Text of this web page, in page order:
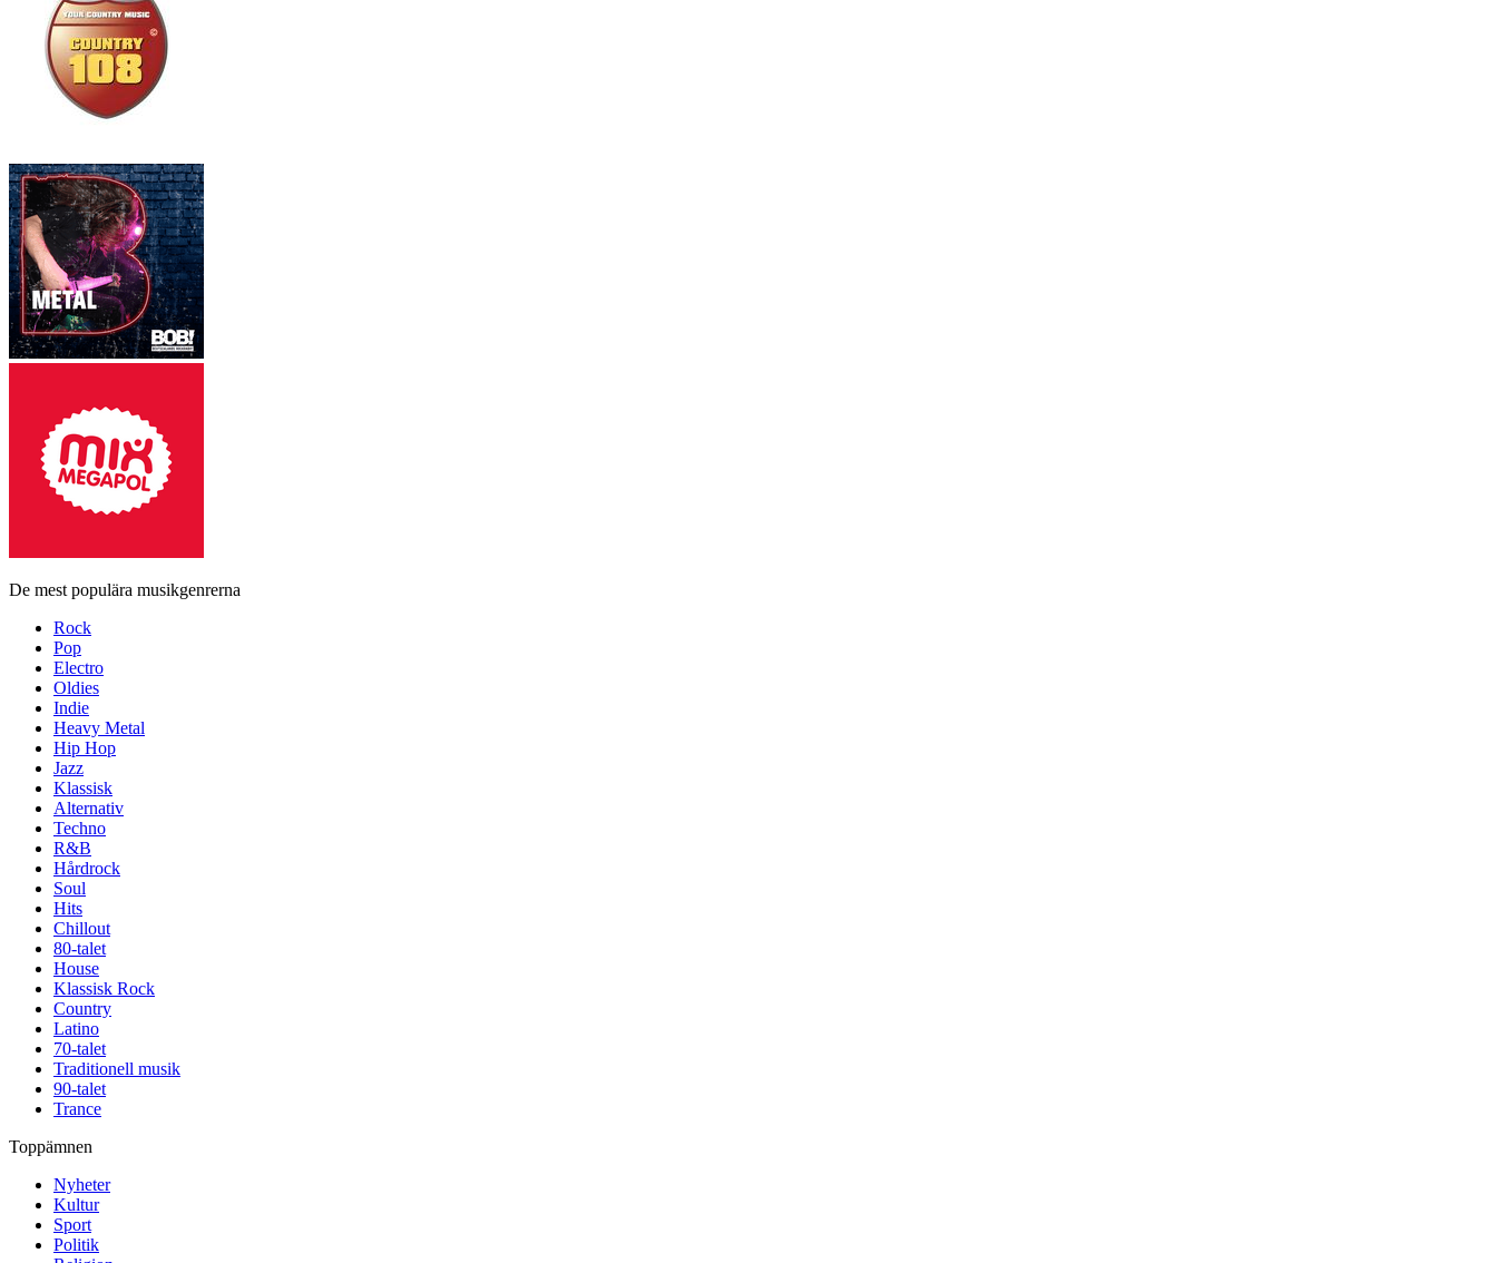
De mest populära musikgenrerna
Rock
Pop
Electro
Oldies
Indie
Heavy Metal
Hip Hop
Jazz
Klassisk
Alternativ
Techno
R&B
Hårdrock
Soul
Hits
Chillout
80-talet
House
Klassisk Rock
Country
Latino
70-talet
Traditionell musik
90-talet
Trance
Toppämnen
Nyheter
Kultur
Sport
Politik